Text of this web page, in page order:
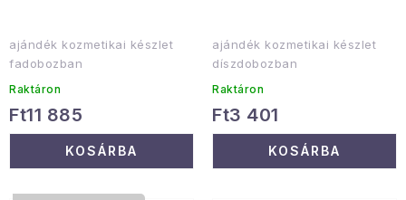
ajándék kozmetikai készlet
fadobozban
Raktáron
Ft11 885
KOSÁRBA
ajándék kozmetikai készlet
díszdobozban
Raktáron
Ft3 401
KOSÁRBA